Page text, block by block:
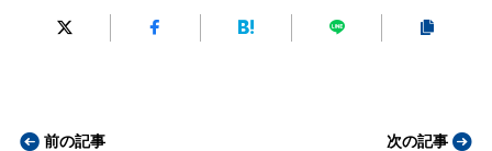
前の記事 次の記事